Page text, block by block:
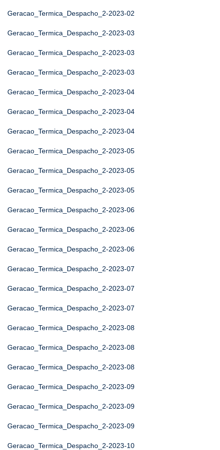
Geracao_Termica_Despacho_2-2023-02
Geracao_Termica_Despacho_2-2023-03
Geracao_Termica_Despacho_2-2023-03
Geracao_Termica_Despacho_2-2023-03
Geracao_Termica_Despacho_2-2023-04
Geracao_Termica_Despacho_2-2023-04
Geracao_Termica_Despacho_2-2023-04
Geracao_Termica_Despacho_2-2023-05
Geracao_Termica_Despacho_2-2023-05
Geracao_Termica_Despacho_2-2023-05
Geracao_Termica_Despacho_2-2023-06
Geracao_Termica_Despacho_2-2023-06
Geracao_Termica_Despacho_2-2023-06
Geracao_Termica_Despacho_2-2023-07
Geracao_Termica_Despacho_2-2023-07
Geracao_Termica_Despacho_2-2023-07
Geracao_Termica_Despacho_2-2023-08
Geracao_Termica_Despacho_2-2023-08
Geracao_Termica_Despacho_2-2023-08
Geracao_Termica_Despacho_2-2023-09
Geracao_Termica_Despacho_2-2023-09
Geracao_Termica_Despacho_2-2023-09
Geracao_Termica_Despacho_2-2023-10